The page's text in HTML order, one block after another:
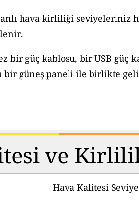
hava kirliliği seviyeleriniz
bir güç kablosu, bir USB güç
bir güneş paneli ile birlikte
ve
Hava Kalitesi